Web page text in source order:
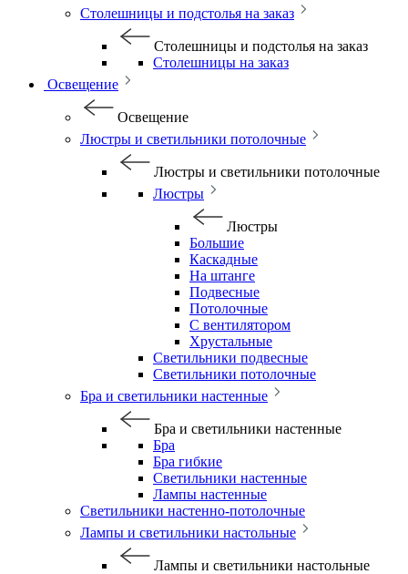
Столешницы и подстолья на заказ
Столешницы и подстолья на заказ
Столешницы на заказ
Освещение
Освещение
Люстры и светильники потолочные
Люстры и светильники потолочные
Люстры
Люстры
Большие
Каскадные
На штанге
Подвесные
Потолочные
С вентилятором
Хрустальные
Светильники подвесные
Светильники потолочные
Бра и светильники настенные
Бра и светильники настенные
Бра
Бра гибкие
Светильники настенные
Лампы настенные
Светильники настенно-потолочные
Лампы и светильники настольные
Лампы и светильники настольные